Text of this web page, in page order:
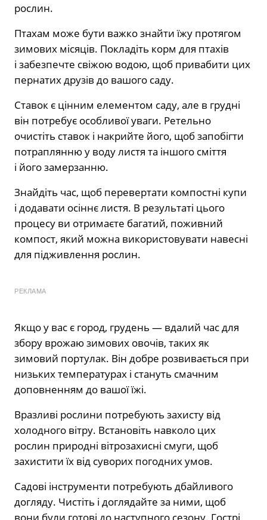
рослин.
Птахам може бути важко знайти їжу протягом
зимових місяців. Покладіть корм для птахів
і забезпечте свіжою водою, щоб привабити цих
пернатих друзів до вашого саду.
Ставок є цінним елементом саду, але в грудні
він потребує особливої уваги. Ретельно
очистіть ставок і накрийте його, щоб запобігти
потраплянню у воду листя та іншого сміття
і його замерзанню.
Знайдіть час, щоб перевертати компостні купи
і додавати осіннє листя. В результаті цього
процесу ви отримаєте багатий, поживний
компост, який можна використовувати навесні
для підживлення рослин.
РЕКЛАМА
Якщо у вас є город, грудень — вдалий час для
збору врожаю зимових овочів, таких як
зимовий портулак. Він добре розвивається при
низьких температурах і стануть смачним
доповненням до вашої їжі.
Вразливі рослини потребують захисту від
холодного вітру. Встановіть навколо цих
рослин природні вітрозахисні смуги, щоб
захистити їх від суворих погодних умов.
Садові інструменти потребують дбайливого
догляду. Чистіть і доглядайте за ними, щоб
вони були готові до наступного сезону. Гострі